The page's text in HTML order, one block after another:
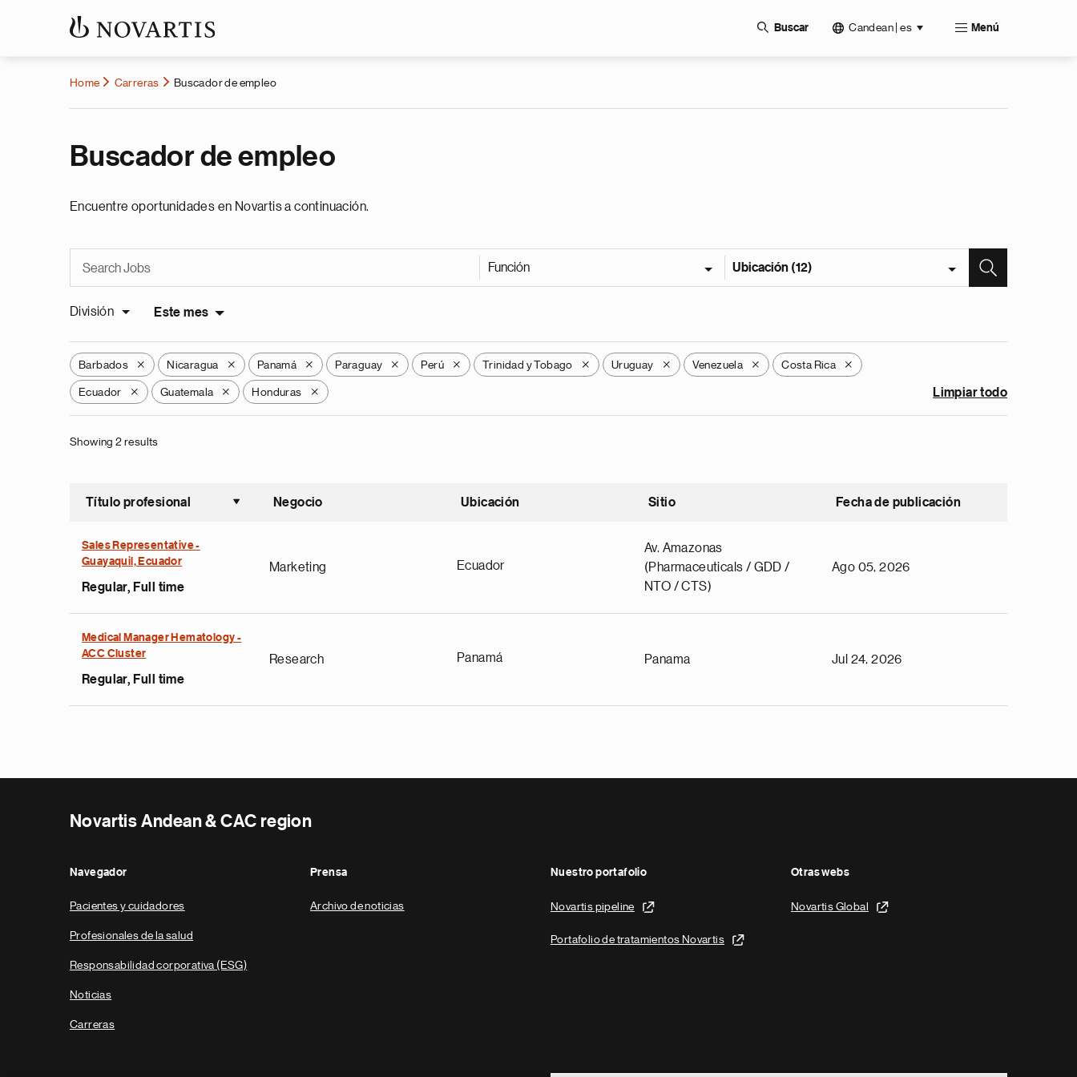
Buscar Candean | es Menú
Home Carreras Buscador de empleo
Buscador de empleo
Encuentre oportunidades en Novartis a continuación.
Función Ubicación (12)
División Este mes
Barbados X Nicaragua X Panamá X Paraguay X Perú X Trinidad y Tobago X Uruguay X Venezuela X Costa Rica X
Ecuador X Guatemala X Honduras X Limpiar todo
Showing 2 results
Título profesional
Ordenar ascendente
Negocio Ubicación Sitio Fecha de publicación
Sales Representative -
Guayaquil, Ecuador
Regular, Full time
Marketing Ecuador
Av. Amazonas
(Pharmaceuticals / GDD /
NTO / CTS)
Ago 05, 2026
Medical Manager Hematology -
ACC Cluster
Regular, Full time
Research Panamá Panama Jul 24, 2026
Novartis Andean & CAC region
Navegador
Pacientes y cuidadores
Profesionales de la salud
Responsabilidad corporativa (ESG)
Noticias
Carreras
Prensa
Archivo de noticias
Nuestro portafolio
Novartis pipeline
Portafolio de tratamientos Novartis
Otras webs
Novartis Global